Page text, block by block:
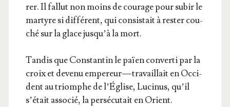
rer. Il fal­lut non moins de cou­rage pour subir le
mar­tyre si dif­fé­rent, qui consis­tait à res­ter cou­
ché sur la glace jus­qu’à la mort.
Tan­dis que Constan­tin le païen conver­ti par la
croix et deve­nu empe­reur — tra­vaillait en Occi­
dent au triomphe de l’Église, Luci­nus, qu’il
s’é­tait asso­cié, la per­sé­cu­tait en Orient.